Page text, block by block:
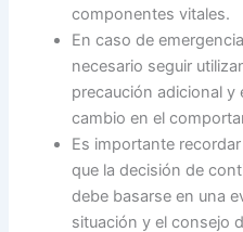
componentes vitales.
En caso de
necesario seguir
precaución adicional y
cambio en el
Es importante
que la decisión de
debe basarse en una
situación y el consejo